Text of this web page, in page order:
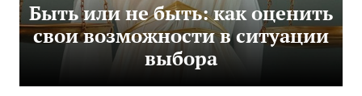
Быть или не быть: как оценить
свои возможности в ситуации
выбора